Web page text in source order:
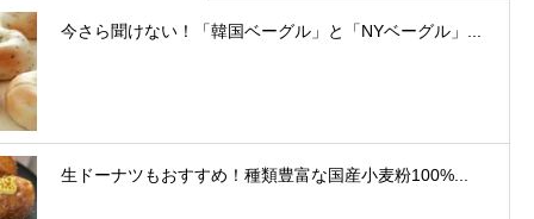
今さら聞けない！「韓国ベーグル」と「NYベーグル」...
生ドーナツもおすすめ！種類豊富な国産小麦粉100%...